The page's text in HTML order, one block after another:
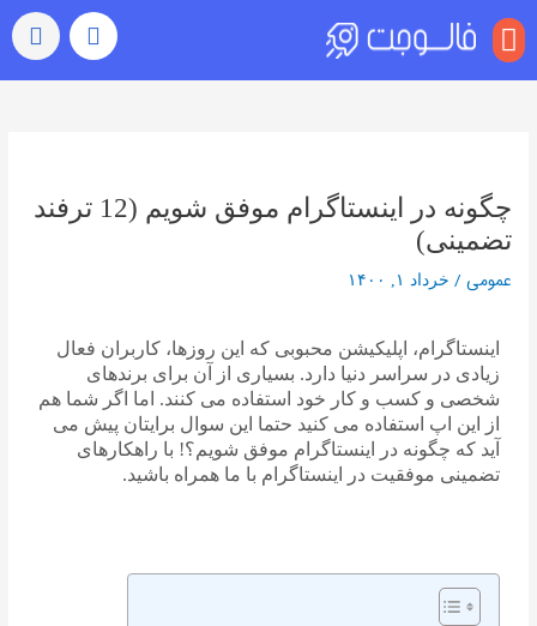
منو
چگونه در اینستاگرام موفق شویم (12 ترفند
تضمینی)
عمومی / خرداد ۱, ۱۴۰۰
اینستاگرام، اپلیکیشن محبوبی که این روزها، کاربران فعال
زیادی در سراسر دنیا دارد. بسیاری از آن برای برندهای
شخصی و کسب و کار خود استفاده می کنند. اما اگر شما هم
از این اپ استفاده می کنید حتما این سوال برایتان پیش می
آید که چگونه در اینستاگرام موفق شویم؟! با راهکارهای
تضمینی موفقیت در اینستاگرام با ما همراه باشید.